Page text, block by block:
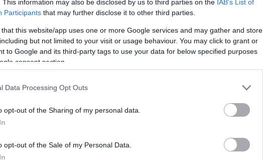
This information may also be disclosed by us to third parties on the IAB’s List of
Participants that may further disclose it to other third parties.
that this website/app uses one or more Google services and may gather and store
but not limited to your visit or usage behaviour. You may click to grant or
to Google and its third-party tags to use your data for below specified purposes
consent section.
Data Processing Opt Outs
opt-out of the Sharing of my personal data.
opt-out of the Sale of my Personal Data.
ALPHA 517.216
ANTENNA 478.724
ΑΥΤΟΚΙΝΗΤΟΥ
ALPHA